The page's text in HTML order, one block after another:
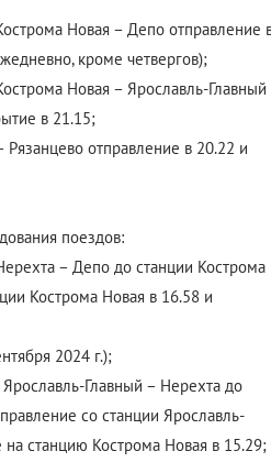
Новая – Депо отправление
кроме четвергов);
Новая – Ярославль-Главный
в 21.15;
отправление в 20.22 и
поездов:
– Депо до станции Кострома
Кострома Новая в 16.58 и
2024 г.);
Главный – Нерехта до
со станции Ярославль-
станцию Кострома Новая в 15.29;